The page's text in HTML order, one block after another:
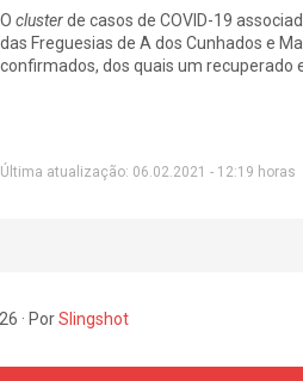
O clusterde casos de COVID-19
das Freguesias de A dos Cunhados e
confirmados, dos quais um recuperado
Última atualização: 06.02.2021 - 12:19 horas
· PorSlingshot